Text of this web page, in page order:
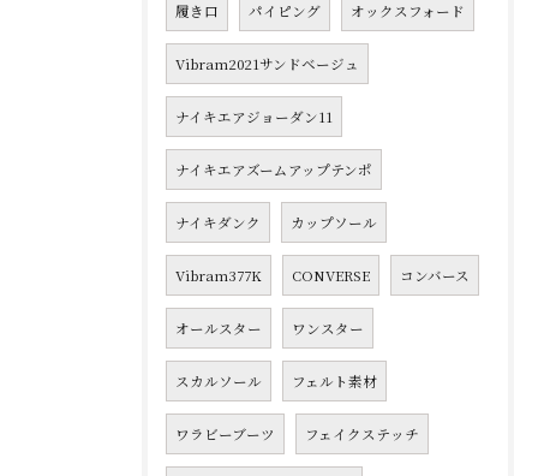
履き口 パイピング オックスフォード
Vibram2021サンドベージュ
ナイキエアジョーダン11
ナイキエアズームアップテンポ
ナイキダンク カップソール
Vibram377K CONVERSE コンバース
オールスター ワンスター
スカルソール フェルト素材
ワラビーブーツ フェイクステッチ